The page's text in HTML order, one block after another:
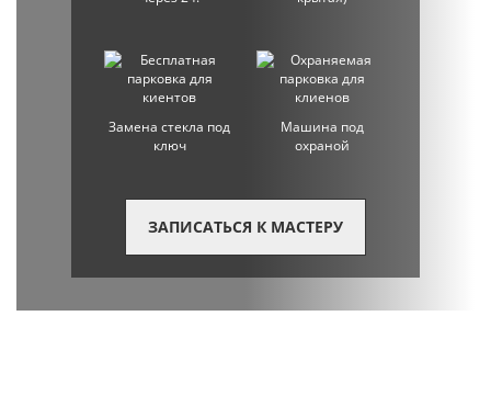
Замена стекла под
ключ
Машина под
охраной
ЗАПИСАТЬСЯ К МАСТЕРУ